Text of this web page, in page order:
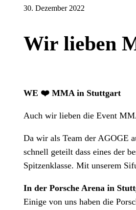
30. Dezember 2022
Wir lieben
WE ❤️ MMA in Stuttgart
Auch wir lieben die Event
Da wir als Team der AGOGE
schnell geteilt dass eines der
Spitzenklasse. Mit unserem
In der Porsche Arena in
Einige von uns haben die